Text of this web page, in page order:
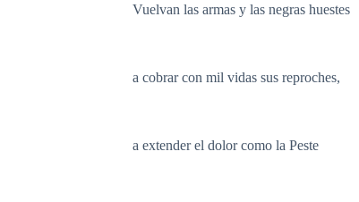
Vuelvan las armas y las negras huestes
a cobrar con mil vidas sus reproches,
a extender el dolor como la Peste